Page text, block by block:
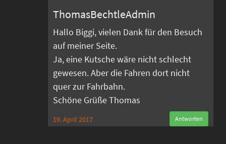
ThomasBechtleAdmin
Hallo Biggi, vielen Dank für den Besuch
auf meiner Seite.
Ja, eine Kutsche wäre nicht schlecht
gewesen. Aber die Fahren dort nicht
quer zur Fahrbahn.
Schöne Grüße Thomas
19. April 2017 Antworten